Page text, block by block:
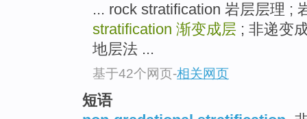
... rock stratification 岩层层理 ;
stratification 渐变成层 ; 非递变
地层法 ...
基于42个网页-相关网页
短语